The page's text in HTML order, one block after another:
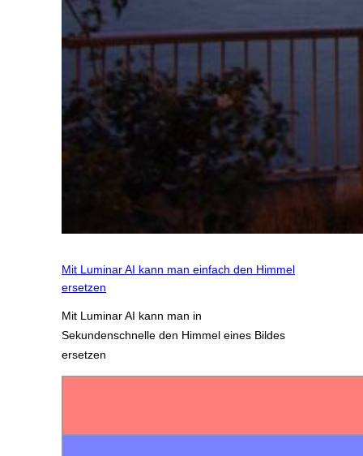
Mit Luminar AI kann man einfach den Himmel
ersetzen
Mit Luminar AI kann man in
Sekundenschnelle den Himmel eines Bildes
ersetzen